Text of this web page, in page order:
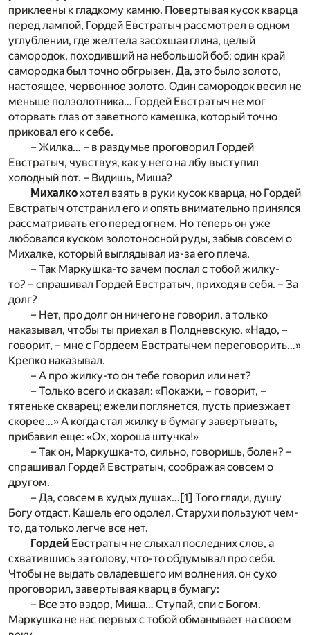
приклеены к гладкому камню. Повертывая кусок кварца
перед лампой, Гордей Евстратыч рассмотрел в одном
углублении, где желтела засохшая глина, целый
самородок, походивший на небольшой боб; один край
самородка был точно обгрызен. Да, это было золото,
настоящее, червонное золото. Один самородок весил не
меньше ползолотника… Гордей Евстратыч не мог
оторвать глаз от заветного камешка, который точно
приковал его к себе.
– Жилка… – в раздумье проговорил Гордей
Евстратыч, чувствуя, как у него на лбу выступил
холодный пот. – Видишь, Миша?
Михалко хотел взять в руки кусок кварца, но Гордей
Евстратыч отстранил его и опять внимательно принялся
рассматривать его перед огнем. Но теперь он уже
любовался куском золотоносной руды, забыв совсем о
Михалке, который выглядывал из-за его плеча.
– Так Маркушка-то зачем послал с тобой жилку-
то? – спрашивал Гордей Евстратыч, приходя в себя. – За
долг?
– Нет, про долг он ничего не говорил, а только
наказывал, чтобы ты приехал в Полдневскую. «Надо, –
говорит, – мне с Гордеем Евстратычем переговорить…»
Крепко наказывал.
– А про жилку-то он тебе говорил или нет?
– Только всего и сказал: «Покажи, – говорит, –
тятеньке скварец; ежели поглянется, пусть приезжает
скорее…» А когда стал жилку в бумагу завертывать,
прибавил еще: «Ох, хороша штучка!»
– Так он, Маркушка-то, сильно, говоришь, болен? –
спрашивал Гордей Евстратыч, соображая совсем о
другом.
– Да, совсем в худых душах…[1] Того гляди, душу
Богу отдаст. Кашель его одолел. Старухи пользуют чем-
то, да только легче все нет.
Гордей Евстратыч не слыхал последних слов, а
схватившись за голову, что-то обдумывал про себя.
Чтобы не выдать овладевшего им волнения, он сухо
проговорил, завертывая кварц в бумагу:
– Все это вздор, Миша… Ступай, спи с Богом.
Маркушка не нас первых с тобой обманывает на своем